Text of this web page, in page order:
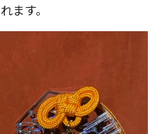
ます。